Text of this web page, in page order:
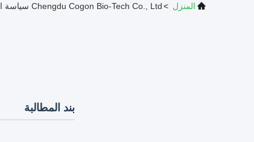
المنزل >Chengdu Cogon Bio-Tech Co., Ltd سياسة الخصوصية
بند المطالبة